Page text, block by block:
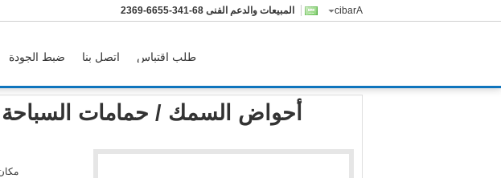
Arabic المبيعات والدعم الفنى 86-143-5566-9632
ضبط الجودة اتصل بنا طلب اقتباس
أحواض السمك / حمامات السباحة